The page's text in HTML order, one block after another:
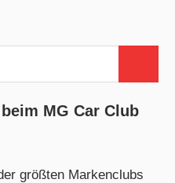
MG Car Club
größten Markenclubs